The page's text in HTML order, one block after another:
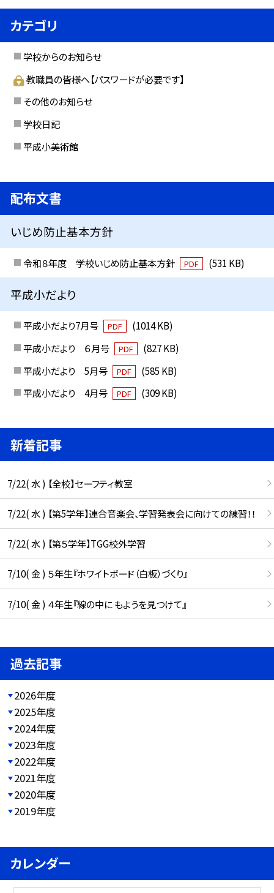
カテゴリ
学校からのお知らせ
教職員の皆様へ【パスワードが必要です】
その他のお知らせ
学校日記
平成小美術館
配布文書
いじめ防止基本方針
令和８年度 学校いじめ防止基本方針 PDF (531 KB)
平成小だより
平成小だより7月号 PDF
(1014 KB)
平成小だより ６月号
PDF
(827 KB)
平成小だより 5月号
PDF
(585 KB)
平成小だより 4月号
PDF (309 KB)
新着記事
7/22( 水 ) 【全校】セーフティ教室
7/22( 水 ) 【第5学年】連合音楽会、学習発表会に向けての練習！！
7/22( 水 ) 【第５学年】TGG校外学習
7/10( 金 ) ５年生『ホワイトボード（白板）づくり』
7/10( 金 ) ４年生『線の中に もようを見つけて』
過去記事
2026年度
2025年度
2024年度
2023年度
2022年度
2021年度
2020年度
2019年度
カレンダー